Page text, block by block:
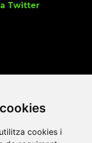
cookies i
Twitter